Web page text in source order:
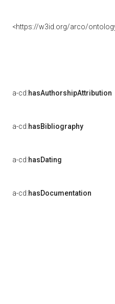
<https://w3id.org/arco/
a-cd:hasAuthorshipAttribution
a-cd:hasBibliography
a-cd:hasDating
a-cd:hasDocumentation